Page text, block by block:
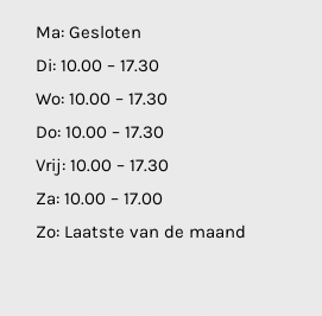
Ma: Gesloten
Di: 10.00 – 17.30
Wo: 10.00 – 17.30
Do: 10.00 – 17.30
Vrij: 10.00 – 17.30
Za: 10.00 – 17.00
Zo: Laatste van de maand